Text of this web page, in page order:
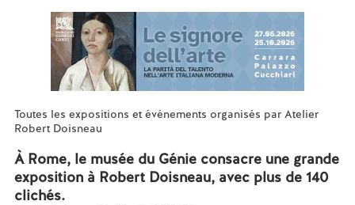
Toutes les expositions et événements organisés par Atelier
Robert Doisneau
À Rome, le musée du Génie consacre une grande
exposition à Robert Doisneau, avec plus de 140
clichés.